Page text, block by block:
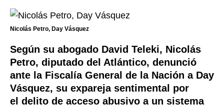
Nicolás Petro, Day Vásquez
Según su abogado David Teleki, Nicolás
Petro, diputado del Atlántico, denunció
ante la Fiscalía General de la Nación aDay
Vásquez, su expareja sentimental por
el delito de acceso abusivo a un sistema